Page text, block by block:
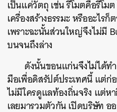
เป็นแค่วัตถุ เช่น รีโมตคือรีโม
เครื่องสร้างธรรมะ หรืออะไร
เพราะฉะนั้นส่วนใหญ่จึงไม่มี
บนจนถึงล่าง
ดังนั้นขอนแก่นจึงไม่ได้ท
มือเพื่อดิสรัปต์ประเทศนี้ แต่ก่
ไม่มีใครดูแลท้องถิ่นจริง แต่
เลยมารวมตัวกัน เปิดบริษัท อ